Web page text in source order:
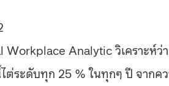
Workplace Analytic วิเคราะห์
ต่ระดับทุก 25 % ในทุกๆ ปี จากค